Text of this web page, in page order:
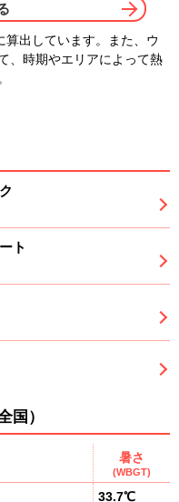
出しています。また、ウ
、時期やエリアによって熱
ト
国）
暑さ
(WBGT)
33.7℃